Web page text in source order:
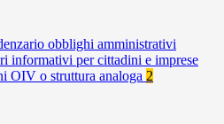
obblighi amministrativi
informativi per cittadini e imprese
OIV o struttura analoga 2